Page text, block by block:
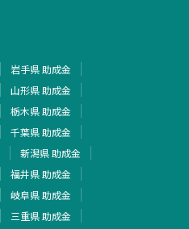
岩手県 助成金
山形県 助成金
栃木県 助成金
千葉県 助成金
新潟県 助成金
福井県 助成金
岐阜県 助成金
三重県 助成金